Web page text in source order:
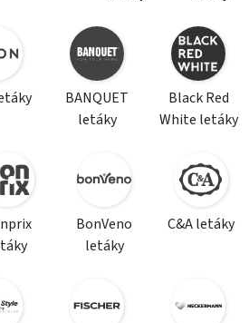
BANQUET
letáky
Black Red
White letáky
BonVeno
letáky
C&A letáky